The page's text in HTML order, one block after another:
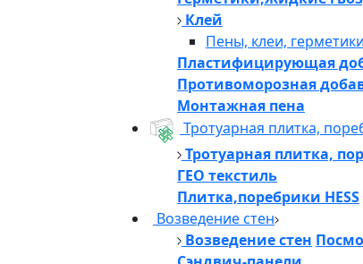
Клей
Пены, клеи, герметики
Пластифицирующая
Противоморозная
Монтажная пена
Тротуарная плитка,
Тротуарная плитка,
ГЕО текстиль
Плитка,поребрики HESS
Возведение стен
Возведение стен